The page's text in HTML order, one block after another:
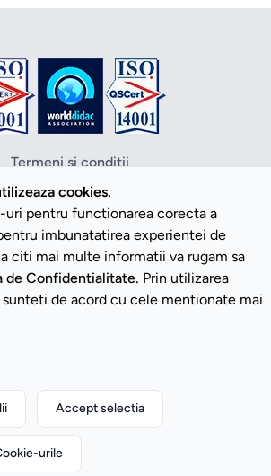
Termeni si conditii
de confidentialitate
Politica cookies
ANPC
SOL
SAL
Vezi Cookies
SA. Toate drepturile rezervate
cookies.
uri pentru functionarea corecta a
imbunatatirea experientei de
citi mai multe informatii va rugam sa
de Confidentialitate. Prin utilizarea
de acord cu cele mentionate mai
Accept selectia
urile